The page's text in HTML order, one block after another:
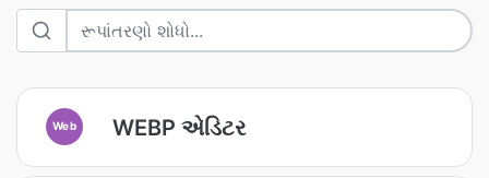
Web WEBP એડિટર